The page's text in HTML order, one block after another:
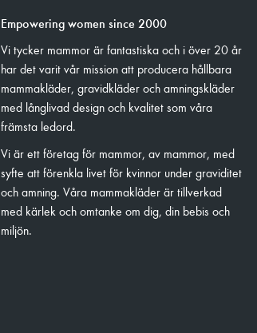
Empowering women since 2000
Vi tycker mammor är fantastiska och i över 20 år
har det varit vår mission att producera hållbara
mammakläder, gravidkläder och amningskläder
med långlivad design och kvalitet som våra
främsta ledord.
Vi är ett företag för mammor, av mammor, med
syfte att förenkla livet för kvinnor under graviditet
och amning. Våra mammakläder är tillverkad
med kärlek och omtanke om dig, din bebis och
miljön.